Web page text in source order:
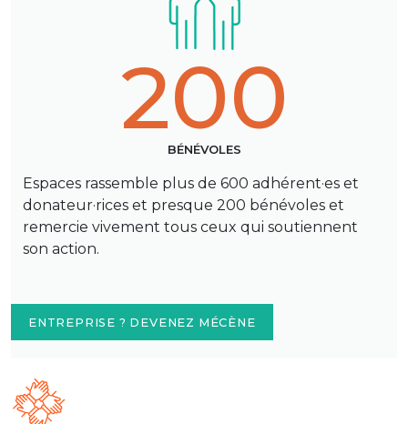
200
BÉNÉVOLES
Espaces rassemble plus de 600 adhérent·es et
donateur·rices et presque 200 bénévoles et
remercie vivement tous ceux qui soutiennent
son action.
ENTREPRISE ? DEVENEZ MÉCÈNE